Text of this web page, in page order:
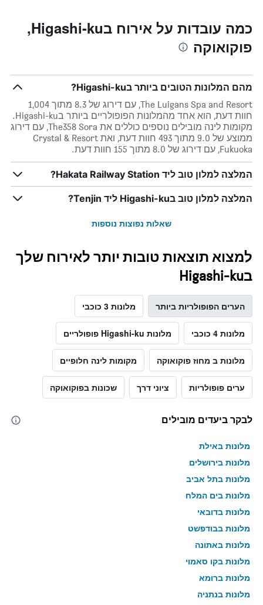
כמה עובדות על אירוח בHigashi-ku,
פוקואוקה
מהם המלונות הטובים ביותר בHigashi-ku?
The Luigans Spa and Resort, עם דירוג של 8.3 מתוך 1,004
חוות דעת, הוא אחד מהמלונות הפופולריים ביותר בHigashi-ku.
מקומות לינה מובילים נוספים כוללים את The358 Sora, עם דירוג
ממוצע של 9.0 מתוך 493 חוות דעת, ואת Crystal & Resort
Fukuoka, עם דירוג של 8.0 מתוך 155 חוות דעת.
המלצה למלון טוב ליד Hakata Railway Station?
המלצה למלון טוב בHigashi-ku ליד Tenjin?
שאלות נפוצות נוספות
למצוא תוצאות טובות יותר לאירוח שלך
בHigashi-ku
הערים הפופולריות ביותר מלונות 3 כוכבי
מלונות 4 כוכבי מלונות Higashi-ku פופולריים
מלונות ב מחוז פוקואוקה מקומות לינה חלופיים
ערים פופולריות ציוני דרך שכונות בפוקואוקה
לבקר ביעדים מובילים
מלונות באילת
מלונות בירושלים
מלונות בתל אביב
מלונות בים המלח
מלונות בדובאי
מלונות בבודפשט
מלונות באתונה
מלונות בקו סאמוי
מלונות ברומא
מלונות בנתניה